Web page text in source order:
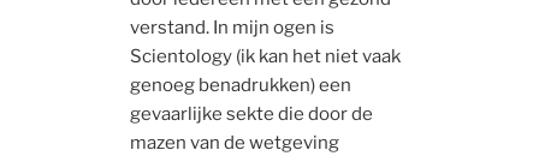
verstand. In mijn ogen is
Scientology (ik kan het niet vaak
genoeg benadrukken) een
gevaarlijke sekte die door de
mazen van de wetgeving